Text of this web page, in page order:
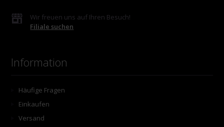
Wir freuen uns auf Ihren Besuch!
Filiale suchen
Information
Häufige Fragen
Einkaufen
Versand